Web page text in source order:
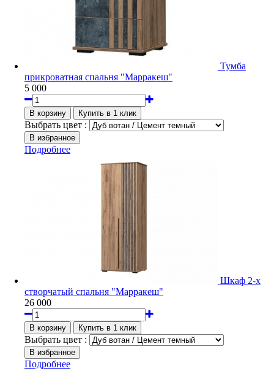
Тумба
прикроватная спальня "Марракеш"
5 000
Выбрать цвет :
Подробнее
Шкаф 2-х
створчатый спальня "Марракеш"
26 000
Выбрать цвет :
Подробнее